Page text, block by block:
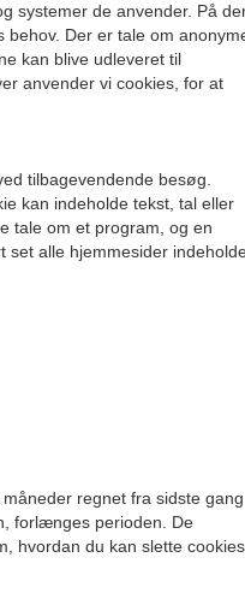
systemer de anvender. På
behov. Der er tale om
kan blive udleveret til
anvender vi cookies, for at
tilbagevendende besøg.
kan indeholde tekst, tal eller
tale om et program, og en
set alle hjemmesider
regnet fra sidste gang
forlænges perioden. De
hvordan du kan slette cookies.